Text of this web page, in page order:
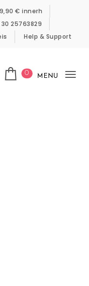
€ innerh
25763829
Help & Support
0 MENU